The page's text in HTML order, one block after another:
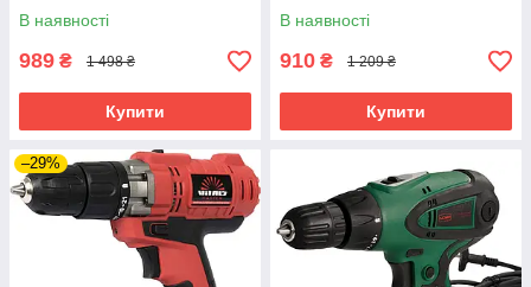
В наявності
989 ₴ 1 498 ₴
Купити
В наявності
910 ₴ 1 209 ₴
Купити
–29%